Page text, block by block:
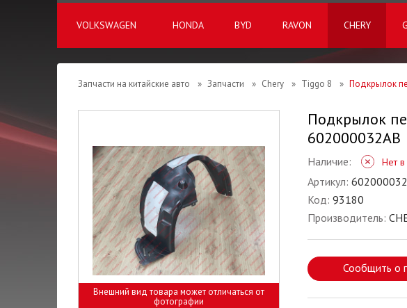
VOLKSWAGEN HONDA BYD RAVON CHERY
Запчасти на китайские авто » Запчасти » Chery » Tiggo 8 » Подкрылок
Внешний вид товара может отличаться от
фотографии
Подкрылок
602000032AB
Наличие: Нет в
Артикул:
Код: 93180
Производитель:
Сообщить о